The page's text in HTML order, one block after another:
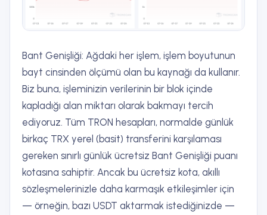
Bant Genişliği: Ağdaki her işlem, işlem boyutunun
bayt cinsinden ölçümü olan bu kaynağı da kullanır.
Biz buna, işleminizin verilerinin bir blok içinde
kapladığı alan miktarı olarak bakmayı tercih
ediyoruz. Tüm TRON hesapları, normalde günlük
birkaç TRX yerel (basit) transferini karşılaması
gereken sınırlı günlük ücretsiz Bant Genişliği puanı
kotasına sahiptir. Ancak bu ücretsiz kota, akıllı
sözleşmelerinizle daha karmaşık etkileşimler için
— örneğin, bazı USDT aktarmak istediğinizde —